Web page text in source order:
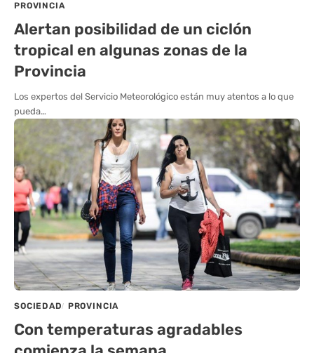
PROVINCIA
Alertan posibilidad de un ciclón
tropical en algunas zonas de la
Provincia
Los expertos del Servicio Meteorológico están muy atentos a lo que
pueda…
SOCIEDAD PROVINCIA
Con temperaturas agradables